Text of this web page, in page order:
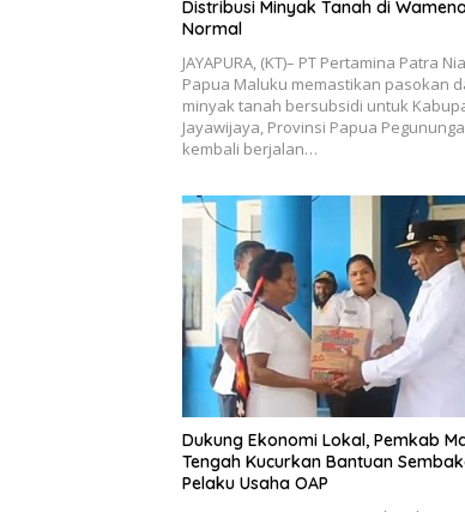
Distribusi Minyak Tanah di
Normal
JAYAPURA, (KT)– PT Pertamina Patra
Papua Maluku memastikan pasokan
minyak tanah bersubsidi untuk
Jayawijaya, Provinsi Papua
kembali berjalan…
Dukung Ekonomi Lokal, Pemkab
Tengah Kucurkan Bantuan
Pelaku Usaha OAP